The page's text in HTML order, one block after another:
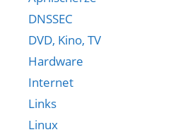
DNSSEC
DVD, Kino, TV
Hardware
Internet
Links
Linux